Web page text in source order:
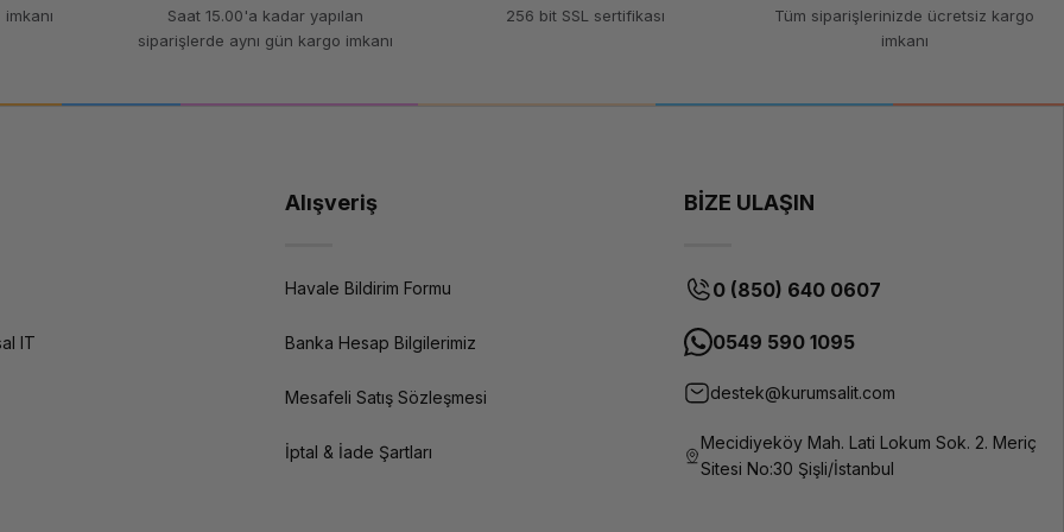
Saat 15.00'a kadar yapılan
siparişlerde aynı gün kargo imkanı
256 bit SSL sertifikası
Tüm siparişlerinizde ücretsiz kargo
imkanı
IT
Alışveriş
Havale Bildirim Formu
Banka Hesap Bilgilerimiz
Mesafeli Satış Sözleşmesi
İptal & İade Şartları
BİZE ULAŞIN
0 (850) 640 0607
0549 590 1095
destek@kurumsalit.com
Mecidiyeköy Mah. Lati Lokum Sok. 2. Meriç
Sitesi No:30 Şişli/İstanbul